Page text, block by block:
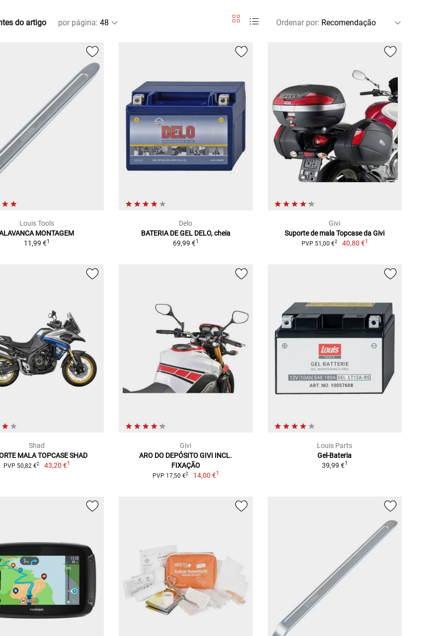
do artigo por página: Ordenar por:
Louis Tools
MONTAGEM
11,99 €1
Delo
BATERIA DE GEL DELO, cheia
69,99 €1
Givi
Suporte de mala Topcase da Givi
PVP 51,00 €2 40,80 €1
Shad
MALA TOPCASE SHAD
PVP 50,82 €2 43,20 €1
Givi
ARO DO DEPÓSITO GIVI INCL.
FIXAÇÃO
PVP 17,50 €2 14,00 €1
Louis Parts
Gel-Bateria
39,99 €1